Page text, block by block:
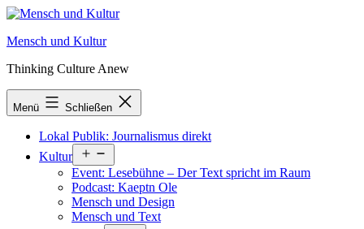
Zum
springen
Mensch und Kultur
Thinking Culture Anew
Menü Schließen
Lokal Publik: Journalismus direkt
Kultur
öffnen
Event: Lesebühne – Der Text spricht im Raum
Podcast: Kaeptn Ole
Mensch und Design
Mensch und Text